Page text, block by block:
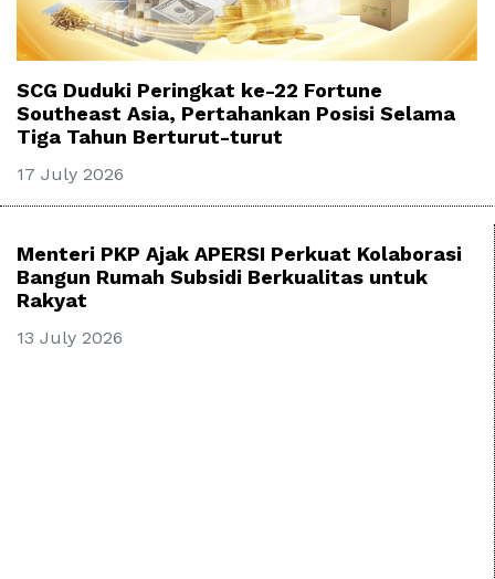
SCG Duduki Peringkat ke-22 Fortune
Southeast Asia, Pertahankan Posisi Selama
Tiga Tahun Berturut-turut
17 July 2026
Menteri PKP Ajak APERSI Perkuat Kolaborasi
Bangun Rumah Subsidi Berkualitas untuk
Rakyat
13 July 2026